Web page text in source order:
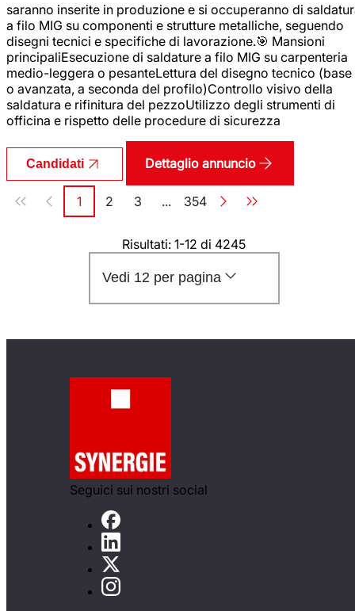
saranno inserite in produzione e si occuperanno di
a filo MIG su componenti e strutture metalliche, seguendo
disegni tecnici e specifiche di lavorazione.🎯 Mansioni
principaliEsecuzione di saldature a filo MIG su carpenteria
medio-leggera o pesanteLettura del disegno tecnico (base
o avanzata, a seconda del profilo)Controllo visivo della
saldatura e rifinitura del pezzoUtilizzo degli strumenti di
officina e rispetto delle procedure di sicurezza
Candidati Dettaglio annuncio
Paginazione
Pagina
1 Pagina
2 Pagina
3 ... Pagina
354
Risultati: 1-12 di 4245
Vedi 12 per pagina
Seguici sui nostri social